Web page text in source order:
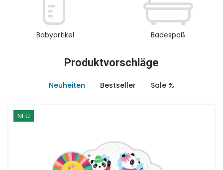
Babyartikel Badespaß
Produktvorschläge
Neuheiten Bestseller Sale %
NEU